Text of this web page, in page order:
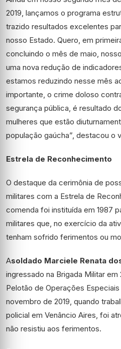
2019, lançamos o programa
trazido resultados excelentes
nosso Estado. Quero, em
concluindo o mês de maio,
uma nova redução de
estamos reduzindo nesse mês
importante, o crime doloso
segurança pública, é resultado
mulheres que estão
população gaúcha”, destacou o
Estrela de Reconhecimento
O destaque da cerimônia de
militares com a Estrela de
comenda foi instituída em 1987
militares que, no exercício da
tenham sofrido ferimentos ou
Asoldado Marciele Renata
ingressado na Brigada Militar em
Pelotão de Operações Especiais
novembro de 2019, quando
policial em Venâncio Aires, foi
não resistiu aos ferimentos.